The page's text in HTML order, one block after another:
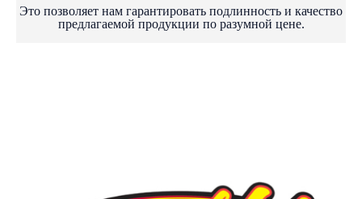
Это позволяет нам гарантировать подлинность и качество
предлагаемой продукции по разумной цене.